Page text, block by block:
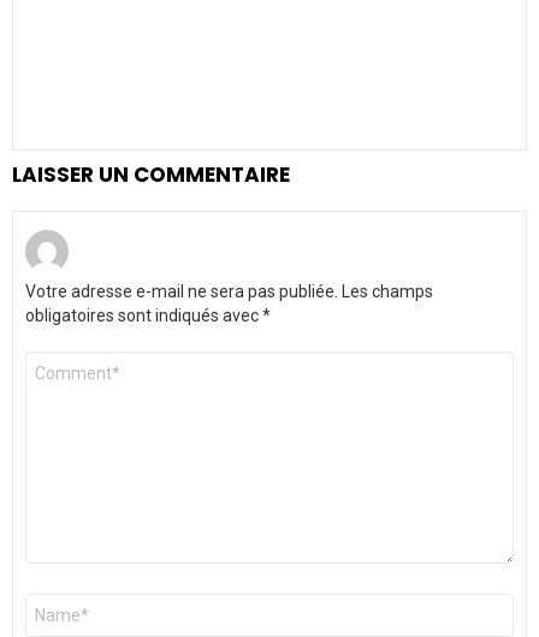
i
o
n
LAISSER UN COMMENTAIRE
Votre adresse e-mail ne sera pas publiée. Les champs
obligatoires sont indiqués avec*
Commentaire
Nom